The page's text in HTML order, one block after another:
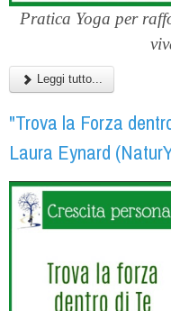
Pratica Yoga per
Leggi tutto...
"Trova la Forza
Laura Eynard